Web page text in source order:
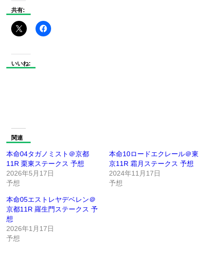
共有:
いいね:
関連
本命04タガノミスト＠京都
11R 栗東ステークス 予想
2026年5月17日
予想
本命10ロードエクレール＠東
京11R 霜月ステークス 予想
2024年11月17日
予想
本命05エストレヤデベレン＠
京都11R 羅生門ステークス 予
想
2026年1月17日
予想